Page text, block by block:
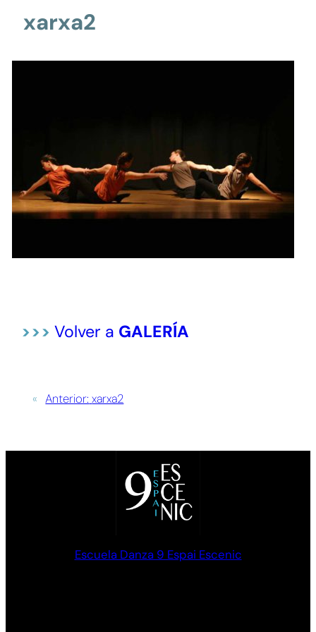
xarxa2
>>>Volver a GALERÍA
« Anterior: xarxa2
Escuela Danza 9 Espai Escenic